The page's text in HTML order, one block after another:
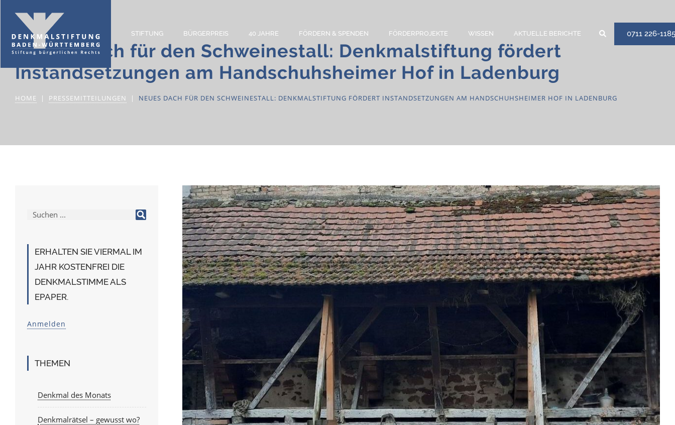
STIFTUNG BÜRGERPREIS 40 JAHRE FÖRDERN & SPENDEN FÖRDERPROJEKTE WISSEN AKTUELLE BERICHTE 0711 226-1185
Neues Dach für den Schweinestall: Denkmalstiftung fördert
Instandsetzungen am Handschuhsheimer Hof in Ladenburg
HOME PRESSEMITTEILUNGEN NEUES DACH FÜR DEN SCHWEINESTALL: DENKMALSTIFTUNG FÖRDERT INSTANDSETZUNGEN AM HANDSCHUHSHEIMER HOF IN LADENBURG
ERHALTEN SIE VIERMAL IM
JAHR KOSTENFREI DIE
DENKMALSTIMME ALS
EPAPER.
Anmelden
THEMEN
Denkmal des Monats
Denkmalrätsel – gewusst wo?